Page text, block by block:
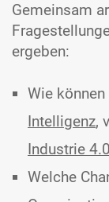
Gemeinsam
ergeben:
Wie
Intelligenz,
Industrie 4.0
Welche